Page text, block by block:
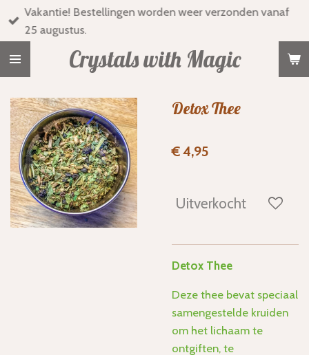
Ga
direct
Crystals with Magic
Vakantie! Bestellingen worden weer verzonden vanaf
25 augustus.
Detox Thee
€ 4,95
Uitverkocht
Detox Thee
Deze thee bevat speciaal
samengestelde kruiden
om het lichaam te
ontgiften, te